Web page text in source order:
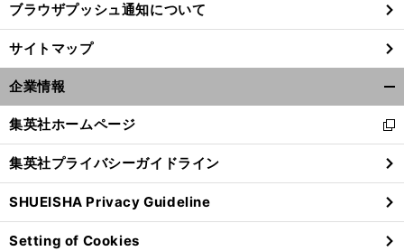
ブラウザプッシュ通知について
サイトマップ
企業情報
閉
る
集英社ホームページ
新
し
い
ウ
ィ
ン
ド
集英社プライバシーガイドライン
SHUEISHA Privacy Guideline
Setting of Cookies